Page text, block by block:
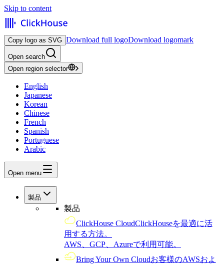
Skip to content
Copy logo as SVG Download full logoDownload logomark
Open search
Open region selector
English
Japanese
Korean
Chinese
French
Spanish
Portuguese
Arabic
Open menu
製品
製品
ClickHouse CloudClickHouseを最適に活
用する方法。
AWS、GCP、Azureで利用可能。
Bring Your Own Cloudお客様のAWSおよ